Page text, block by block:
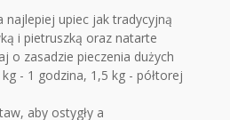
najlepiej upiec jak tradycyjną
i pietruszką oraz natarte
o zasadzie pieczenia dużych
- 1 godzina, 1,5 kg - półtorej
aby ostygły a